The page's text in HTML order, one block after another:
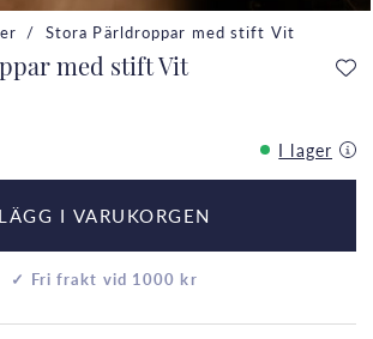
Stora Pärldroppar med stift Vit
med stift Vit
I lager
LÄGG I VARUKORGEN
✓ Fri frakt vid 1000 kr